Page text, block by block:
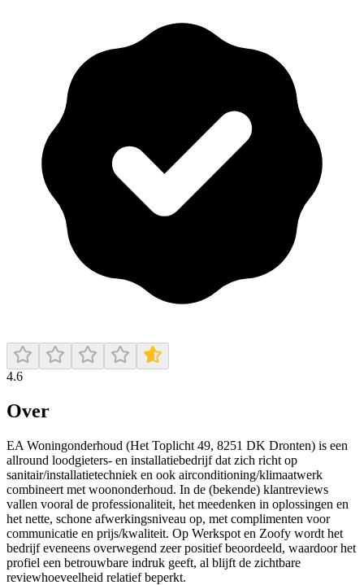
4.6
Over
EA Woningonderhoud (Het Toplicht 49, 8251 DK Dronten) is een
allround loodgieters- en installatiebedrijf dat zich richt op
sanitair/installatietechniek en ook airconditioning/klimaatwerk
combineert met woononderhoud. In de (bekende) klantreviews
vallen vooral de professionaliteit, het meedenken in oplossingen en
het nette, schone afwerkingsniveau op, met complimenten voor
communicatie en prijs/kwaliteit. Op Werkspot en Zoofy wordt het
bedrijf eveneens overwegend zeer positief beoordeeld, waardoor het
profiel een betrouwbare indruk geeft, al blijft de zichtbare
reviewhoeveelheid relatief beperkt.